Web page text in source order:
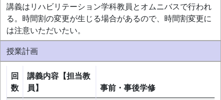
講義はリハビリテーション学科教員とオムニバスで行われ
る。時間割の変更が生じる場合があるので、時間割変更に
は注意いただいたい。
授業計画
回
数
講義内容【担当教
員】
事前・事後学修